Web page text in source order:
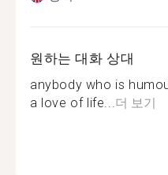
원하는 대화 상대
anybody who is
a love of life...더 보기